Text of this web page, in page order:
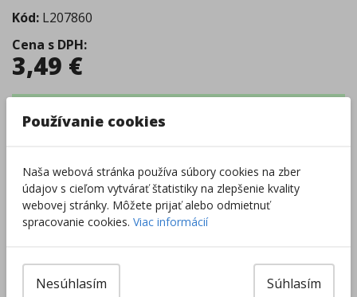
Kód: L207860
Cena s DPH:
3,49 €
Centrálny sklad: 0 ks
– +
Používanie cookies
Naša webová stránka používa súbory cookies na zber
údajov s cieľom vytvárať štatistiky na zlepšenie kvality
webovej stránky. Môžete prijať alebo odmietnuť
spracovanie cookies. Viac informácií
Súhlasím
Nesúhlasím